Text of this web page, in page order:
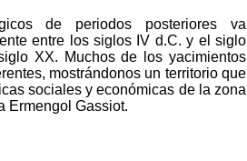
de periodos posteriores va
entre los siglos IV d.C. y el siglo
XX. Muchos de los yacimientos
mostrándonos un territorio que
sociales y económicas de la zona
Ermengol Gassiot.